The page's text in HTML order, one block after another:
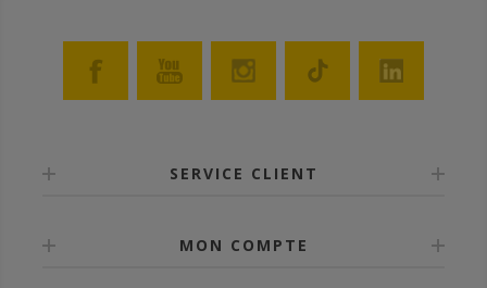
SERVICE CLIENT
MON COMPTE